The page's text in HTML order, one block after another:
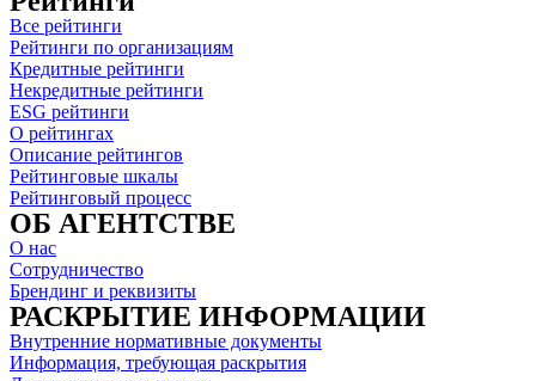
Все рейтинги
Рейтинги по организациям
Кредитные рейтинги
Некредитные рейтинги
ESG рейтинги
О рейтингах
Описание рейтингов
Рейтинговые шкалы
Рейтинговый процесс
ОБ АГЕНТСТВЕ
О нас
Сотрудничество
Брендинг и реквизиты
РАСКРЫТИЕ ИНФОРМАЦИИ
Внутренние нормативные документы
Информация, требующая раскрытия